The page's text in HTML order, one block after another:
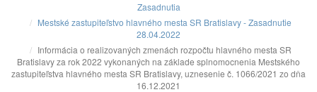
Zasadnutia
Mestské zastupiteľstvo hlavného mesta SR Bratislavy - Zasadnutie
28.04.2022
Informácia o realizovaných zmenách rozpočtu hlavného mesta SR
Bratislavy za rok 2022 vykonaných na základe splnomocnenia Mestského
zastupiteľstva hlavného mesta SR Bratislavy, uznesenie č. 1066/2021 zo dňa
16.12.2021